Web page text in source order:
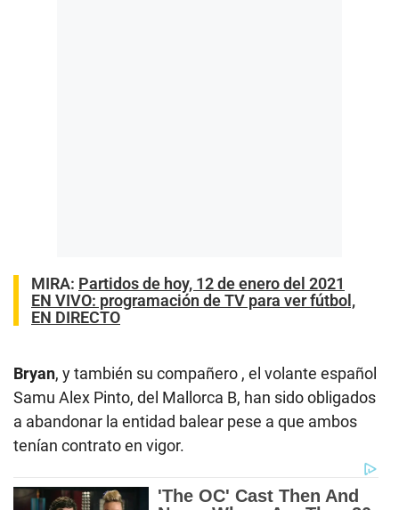
MIRA: Partidos de hoy, 12 de enero del 2021
EN VIVO: programación de TV para ver fútbol,
EN DIRECTO
Bryan, y también su compañero , el volante español
Samu Alex Pinto, del Mallorca B, han sido obligados
a abandonar la entidad balear pese a que ambos
tenían contrato en vigor.